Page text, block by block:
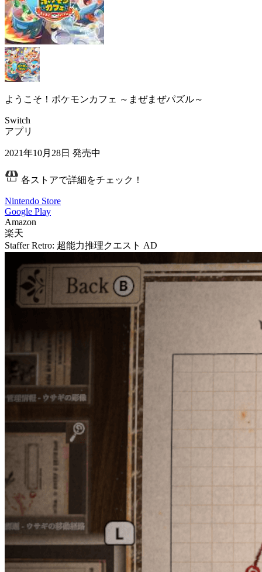
ようこそ！ポケモンカフェ ～まぜまぜパズル～
Switch
アプリ
2021年10月28日 発売中
各ストアで詳細をチェック！
Nintendo Store
Google Play
Amazon
楽天
Staffer Retro: 超能力推理クエスト AD